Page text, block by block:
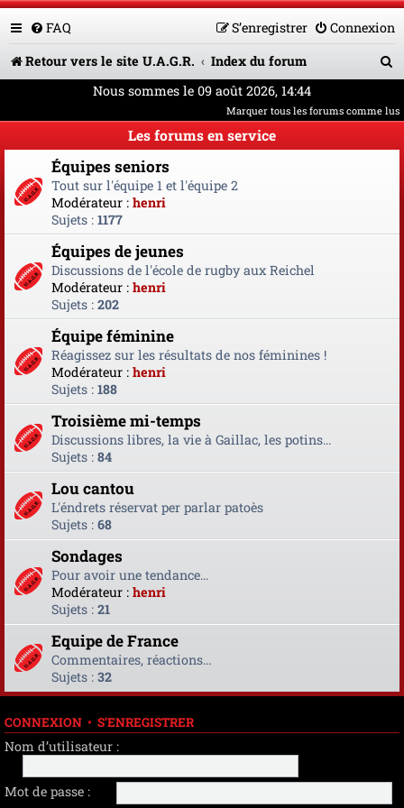
FAQ Connexion
S’enregistrer
Retour vers le site U.A.G.R.
Index du forum
c
Nous sommes le 09 août 2026, 14:44
Marquer tous les forums comme lus
Les forums en service
Équipes seniors
Tout sur l'équipe 1 et l'équipe 2
Modérateur : henri
Sujets : 1177
Équipes de jeunes
Discussions de l'école de rugby aux Reichel
Modérateur : henri
Sujets : 202
Équipe féminine
Réagissez sur les résultats de nos féminines !
Modérateur : henri
Sujets : 188
Troisième mi-temps
Discussions libres, la vie à Gaillac, les potins...
Sujets : 84
Lou cantou
L'éndrets réservat per parlar patoès
Sujets : 68
Sondages
Pour avoir une tendance...
Modérateur : henri
Sujets : 21
Equipe de France
Commentaires, réactions...
Sujets : 32
CONNEXION • S’ENREGISTRER
Nom d’utilisateur :
Mot de passe :